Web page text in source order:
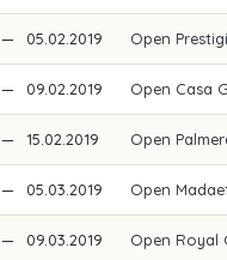
— 05.02.2019 Open
— 09.02.2019 Open Casa
— 15.02.2019 Open
— 05.03.2019 Open
— 09.03.2019 Open Royal